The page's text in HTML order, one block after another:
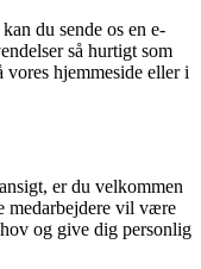
du sende os en e-
så hurtigt som
hjemmeside eller i
er du velkommen
medarbejdere vil være
og give dig personlig